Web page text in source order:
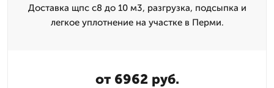
Доставка щпс с8 до 10 м3, разгрузка, подсыпка и
легкое уплотнение на участке в Перми.
от 6962 руб.